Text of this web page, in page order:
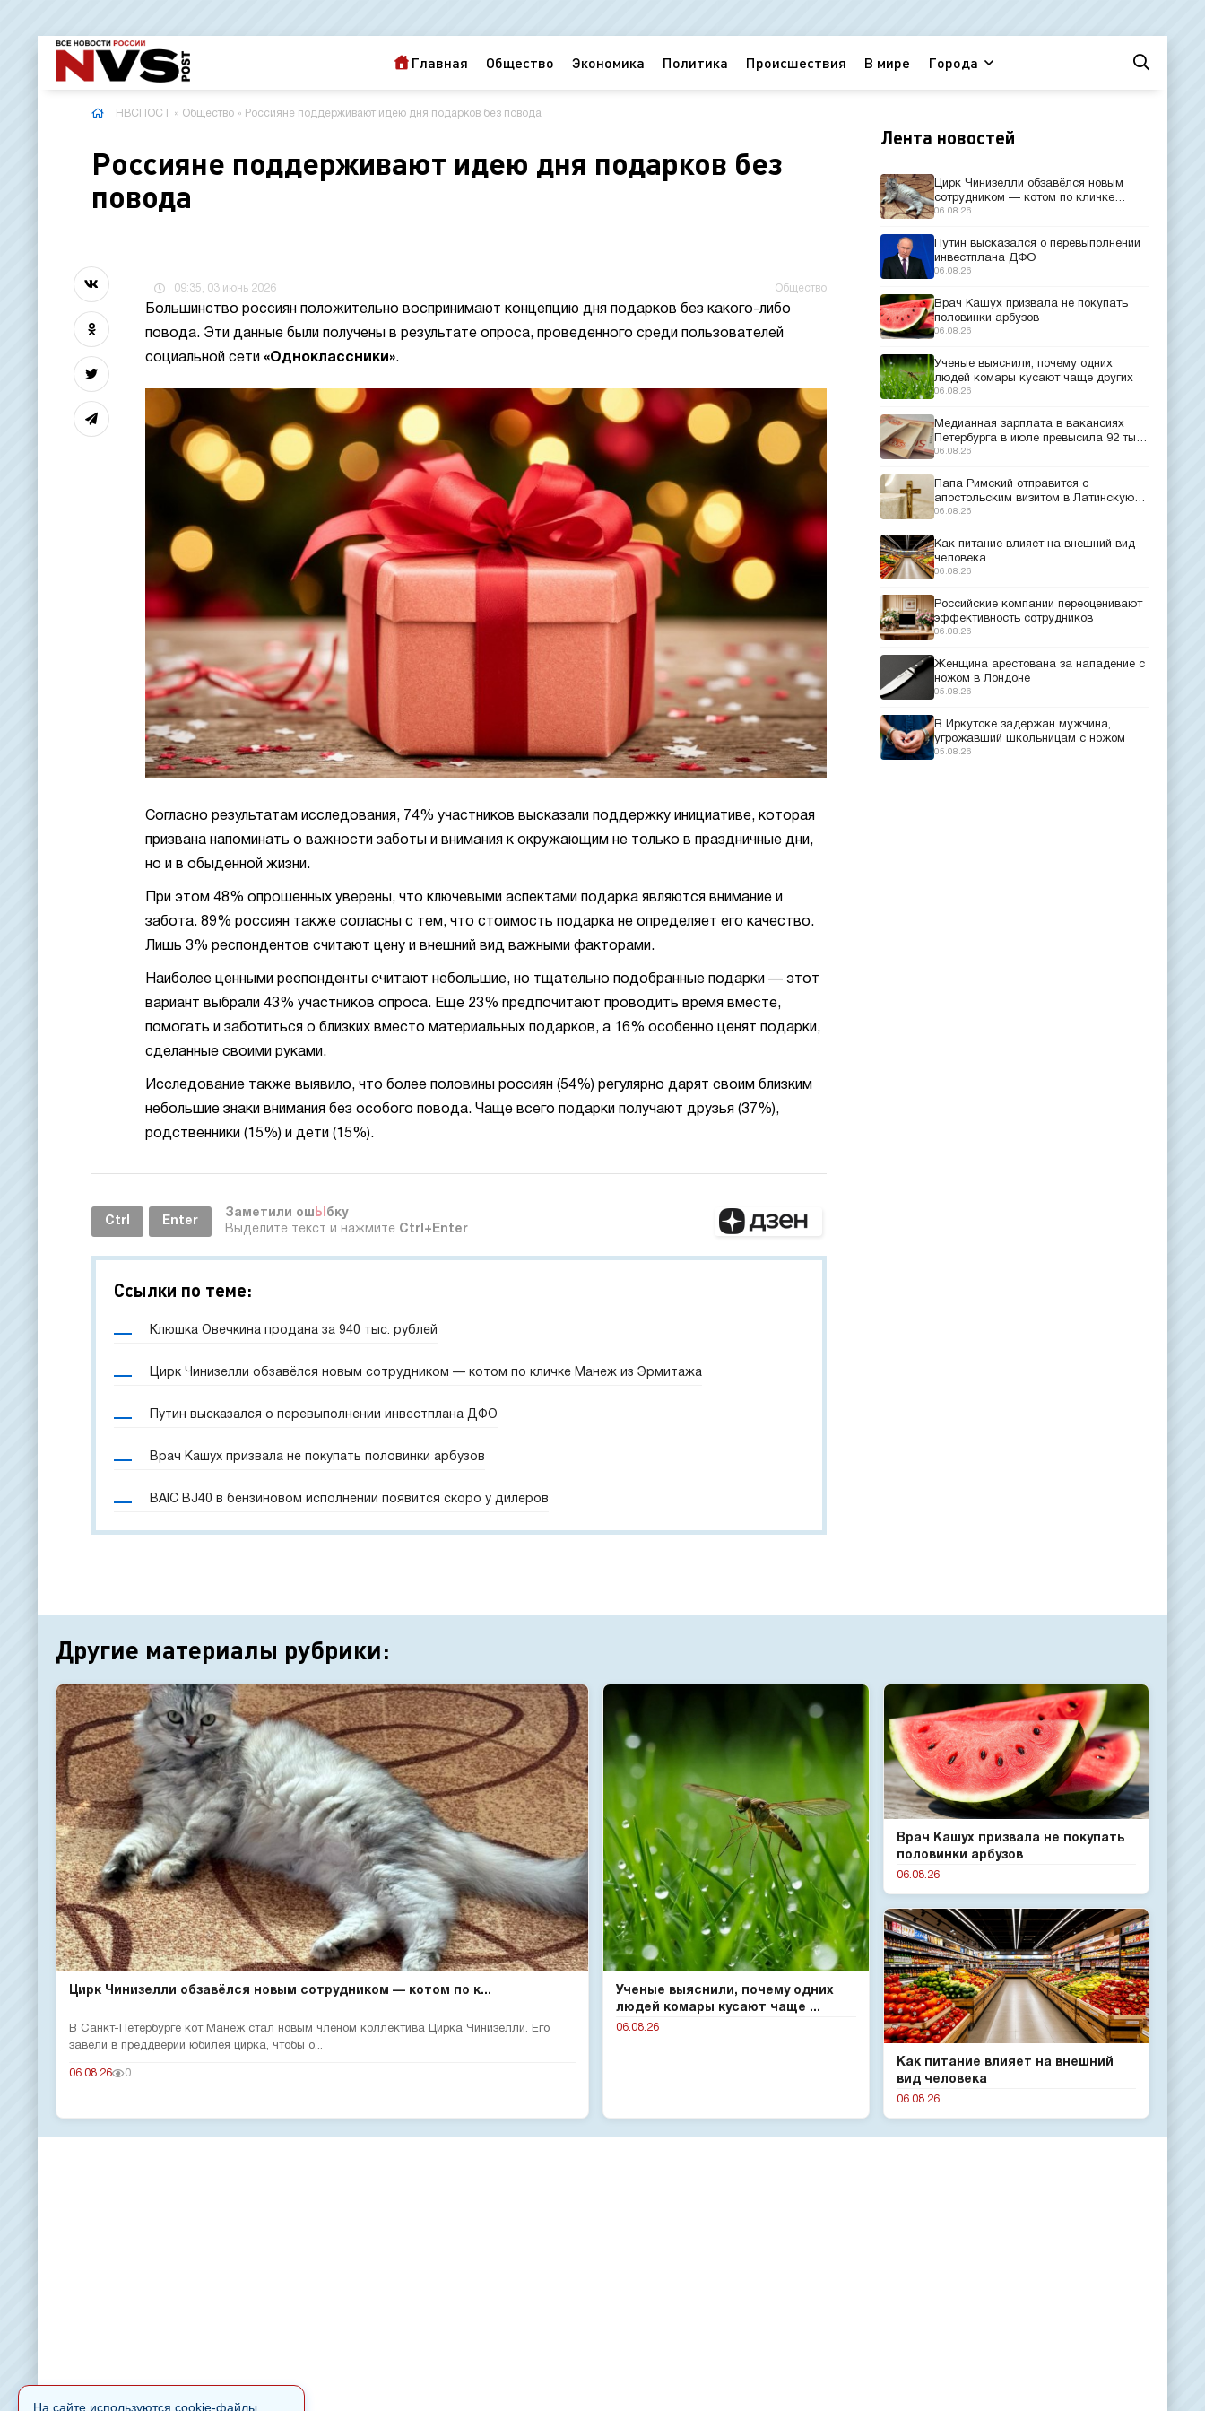
Главная Общество Экономика Политика Происшествия В мире Города
НВСПОСТ » Общество » Россияне поддерживают идею дня подарков без повода
Россияне поддерживают идею дня подарков без
повода
09:35, 03 июнь 2026 Общество
Большинство россиян положительно воспринимают концепцию дня подарков без какого-либо
повода. Эти данные были получены в результате опроса, проведенного среди пользователей
социальной сети «Одноклассники».
Согласно результатам исследования, 74% участников высказали поддержку инициативе, которая
призвана напоминать о важности заботы и внимания к окружающим не только в праздничные дни,
но и в обыденной жизни.
При этом 48% опрошенных уверены, что ключевыми аспектами подарка являются внимание и
забота. 89% россиян также согласны с тем, что стоимость подарка не определяет его качество.
Лишь 3% респондентов считают цену и внешний вид важными факторами.
Наиболее ценными респонденты считают небольшие, но тщательно подобранные подарки — этот
вариант выбрали 43% участников опроса. Еще 23% предпочитают проводить время вместе,
помогать и заботиться о близких вместо материальных подарков, а 16% особенно ценят подарки,
сделанные своими руками.
Исследование также выявило, что более половины россиян (54%) регулярно дарят своим близким
небольшие знаки внимания без особого повода. Чаще всего подарки получают друзья (37%),
родственники (15%) и дети (15%).
Ctrl Enter
Заметили ош Ы бку
Выделите текст и нажмите Ctrl+Enter
Ссылки по теме:
Клюшка Овечкина продана за 940 тыс. рублей
Цирк Чинизелли обзавёлся новым сотрудником — котом по кличке Манеж из Эрмитажа
Путин высказался о перевыполнении инвестплана ДФО
Врач Кашух призвала не покупать половинки арбузов
BAIC BJ40 в бензиновом исполнении появится скоро у дилеров
Лента новостей
Цирк Чинизелли обзавёлся новым
сотрудником — котом по кличке
Манеж из Эрмитажа
06.08.26
Путин высказался о перевыполнении
инвестплана ДФО
06.08.26
Врач Кашух призвала не покупать
половинки арбузов
06.08.26
Ученые выяснили, почему одних
людей комары кусают чаще других
06.08.26
Медианная зарплата в вакансиях
Петербурга в июле превысила 92 тыс.
рублей
06.08.26
Папа Римский отправится с
апостольским визитом в Латинскую
Америку
06.08.26
Как питание влияет на внешний вид
человека
06.08.26
Российские компании переоценивают
эффективность сотрудников
06.08.26
Женщина арестована за нападение с
ножом в Лондоне
05.08.26
В Иркутске задержан мужчина,
угрожавший школьницам с ножом
05.08.26
Другие материалы рубрики:
Цирк Чинизелли обзавёлся новым сотрудником — котом по к...
В Санкт-Петербурге кот Манеж стал новым членом коллектива Цирка Чинизелли. Его
завели в преддверии юбилея цирка, чтобы о...
06.08.26 0
Врач Кашух призвала не покупать
половинки арбузов
06.08.26
Ученые выяснили, почему одних
людей комары кусают чаще ...
06.08.26
Как питание влияет на внешний
вид человека
06.08.26
На сайте используются cookie-файлы.